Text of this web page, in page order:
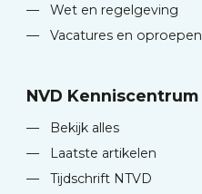
—
Wet en regelgeving
—
Vacatures en oproepen
NVD Kenniscentrum
—
Bekijk alles
—
Laatste artikelen
—
Tijdschrift NTVD